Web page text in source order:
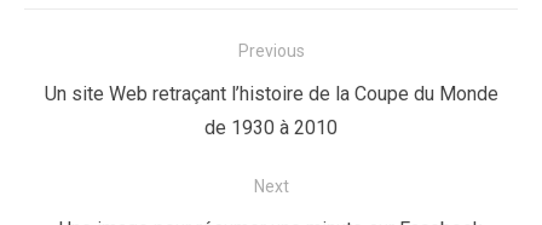
de
Previous
Previous
Un site Web retraçant l’histoire de la Coupe du Monde
de 1930 à 2010
Next